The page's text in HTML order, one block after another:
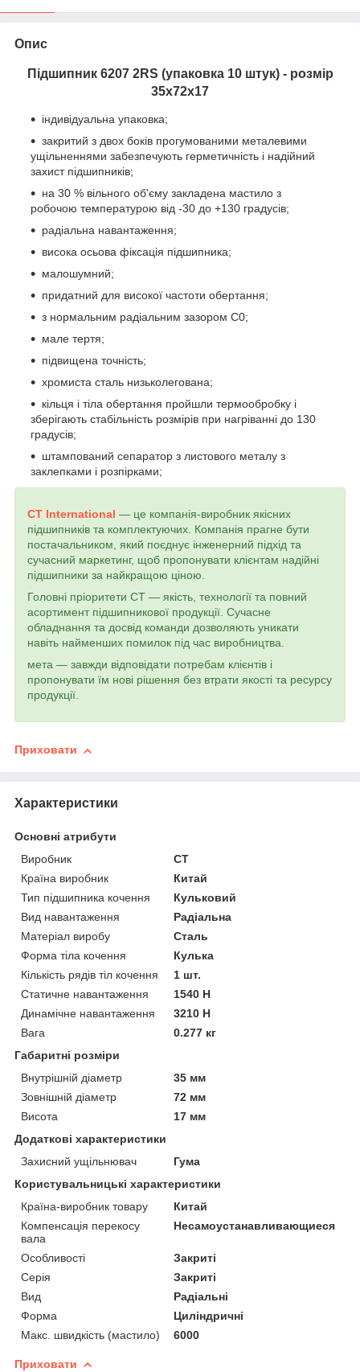
Опис
Підшипник 6207 2RS (упаковка 10 штук) - розмір
35х72х17
індивідуальна упаковка;
закритий з двох боків прогумованими металевими
ущільненнями забезпечують герметичність і надійний
захист підшипників;
на 30 % вільного об'єму закладена мастило з
робочою температурою від -30 до +130 градусів;
радіальна навантаження;
висока осьова фіксація підшипника;
малошумний;
придатний для високої частоти обертання;
з нормальним радіальним зазором С0;
мале тертя;
підвищена точність;
хромиста сталь низьколегована;
кільця і тіла обертання пройшли термообробку і
зберігають стабільність розмірів при нагріванні до 130
градусів;
штампований сепаратор з листового металу з
заклепками і розпірками;
CT International — це компанія-виробник якісних
підшипників та комплектуючих. Компанія прагне бути
постачальником, який поєднує інженерний підхід та
сучасний маркетинг, щоб пропонувати клієнтам надійні
підшипники за найкращою ціною.
Головні пріоритети СТ — якість, технології та повний
асортимент підшипникової продукції. Сучасне
обладнання та досвід команди дозволяють уникати
навіть найменших помилок під час виробництва.
мета — завжди відповідати потребам клієнтів і
пропонувати їм нові рішення без втрати якості та ресурсу
продукції.
Приховати
Характеристики
Основні атрибути
Виробник
CT
Країна виробник
Китай
Тип підшипника кочення
Кульковий
Вид навантаження
Радіальна
Матеріал виробу
Сталь
Форма тіла кочення
Кулька
Кількість рядів тіл кочення
1 шт.
Статичне навантаження
1540 Н
Динамічне навантаження
3210 Н
Вага
0.277 кг
Габаритні розміри
Внутрішній діаметр
35 мм
Зовнішній діаметр
72 мм
Висота
17 мм
Додаткові характеристики
Захисний ущільнювач
Гума
Користувальницькі характеристики
Країна-виробник товару
Китай
Компенсація перекосу
вала
Несамоустанавливающиеся
Особливості
Закриті
Серія
Закриті
Вид
Радіальні
Форма
Циліндричні
Макс. швидкість (мастило)
6000
Приховати